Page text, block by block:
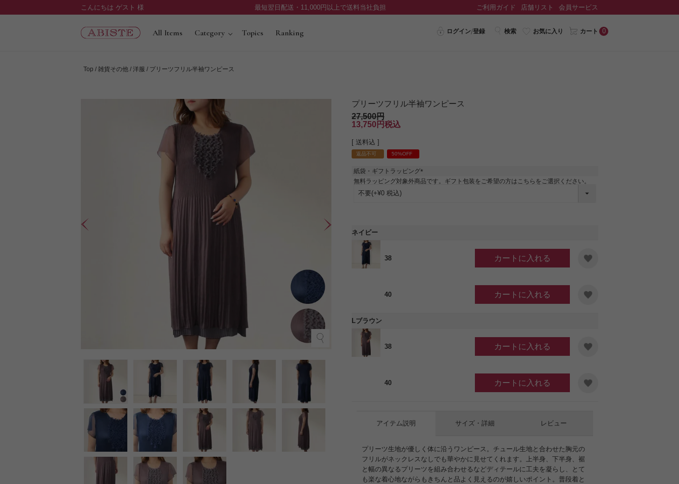
こんにちは ゲスト 様 最短翌日配送・11,000円以上で送料当社負担 ご利用ガイド 店舗リスト 会員サービス
All Items Category Topics Ranking ログイン/登録 検索 お気に入り カート 0
Top 雑貨その他 洋服 プリーツフリル半袖ワンピース
プリーツフリル半袖ワンピース
27,500
13,750
税込
送料込
返品不可 50%OFF
紙袋・ギフトラッピング
(
必
無料ラッピング対象外商品です。ギフト包装をご希望の方はこちらをご選択ください。
ネイビー
38 カートに入れる
40 カートに入れる
Lブラウン
38 カートに入れる
40 カートに入れる
アイテム説明
プリーツ生地が優しく体に沿うワンピース。チュール生地と合わせた胸元の
フリルがネックレスなしでも華やかに見せてくれます。上半身、下半身、裾
と幅の異なるプリーツを組み合わせるなどディテールに工夫を凝らし、とて
も楽な着心地ながらもきちんと品よく見えるのが嬉しいポイント。普段着と
サイズ・詳細 レビュー